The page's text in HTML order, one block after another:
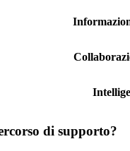
di supporto?